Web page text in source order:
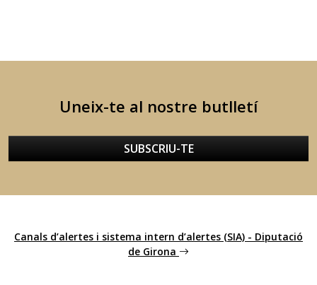
Uneix-te al nostre butlletí
SUBSCRIU-TE
Canals d’alertes i sistema intern d’alertes (SIA) - Diputació
de Girona